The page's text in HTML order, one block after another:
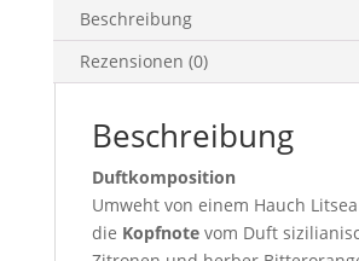
Beschreibung
Rezensionen (0)
Beschreibung
Duftkomposition
Umweht von einem Hauch
die Kopfnotevom Duft